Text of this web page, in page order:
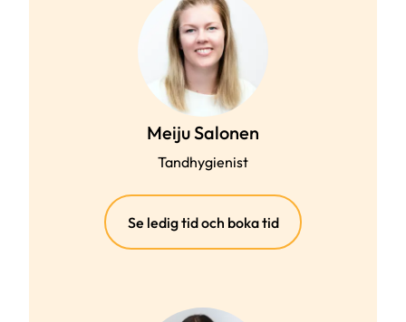
Meiju Salonen
Tandhygienist
Se ledig tid och boka tid(extern
länk)